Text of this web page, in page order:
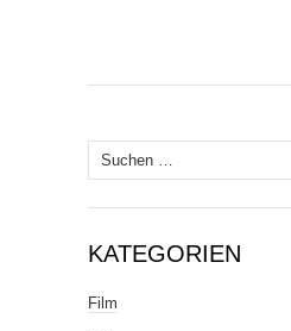
Suche
nach:
KATEGORIEN
Film